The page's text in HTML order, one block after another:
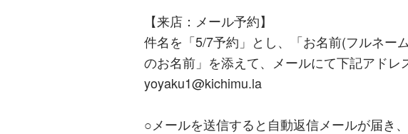
【来店：メール予約】
件名を「5/7予約」とし、「お名前(フルネー
のお名前」を添えて、メールにて下記アドレ
yoyaku1@kichimu.la
○メールを送信すると自動返信メールが届き